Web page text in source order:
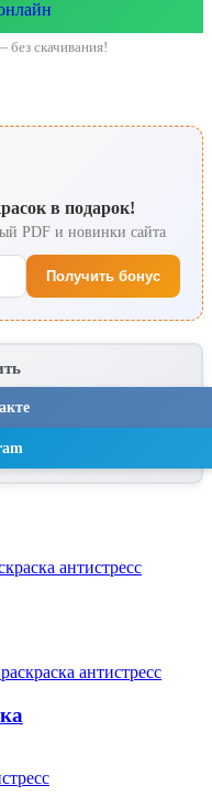
без скачивания!
в подарок!
PDF и новинки сайта
Получить бонус